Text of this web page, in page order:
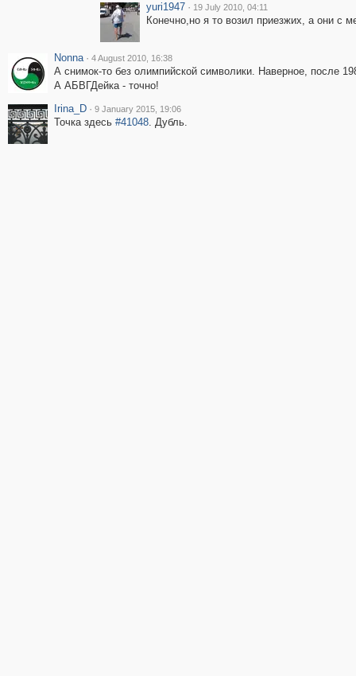
yuri1947 · 19 July 2010, 04:11
Конечно,но я то возил приезжих, а они с
Nonna · 4 August 2010, 16:38
А снимок-то без олимпийской символики. Наверное, после
А АБВГДейка - точно!
Irina_D · 9 January 2015, 19:06
Точка здесь #41048. Дубль.